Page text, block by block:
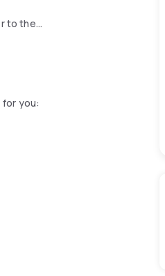
to the
right
world
for you: